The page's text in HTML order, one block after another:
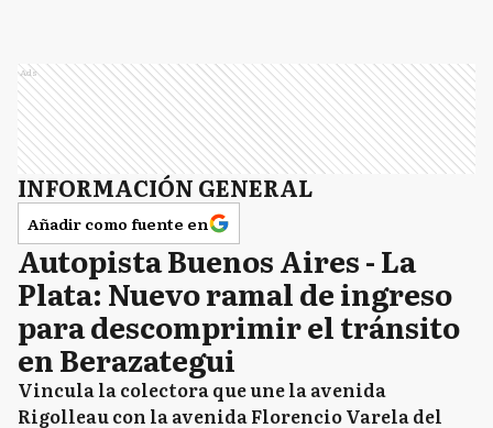
Ads
INFORMACIÓN GENERAL
Añadir como fuente en
Autopista Buenos Aires - La
Plata: Nuevo ramal de ingreso
para descomprimir el tránsito
en Berazategui
Vincula la colectora que une la avenida
Rigolleau con la avenida Florencio Varela del